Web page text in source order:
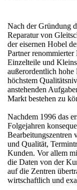
Nach der Gründung
Reparatur von
der eisernen Hobel
Partner
Einzelteile und
außerordentlich hohe
höchstem
anstehenden
Markt bestehen zu
Nachdem 1996 das
Folgejahren
Bearbeitungszentren
und Qualität,
Kunden. Vor allem
die Daten von der
auf die Zentren
wirtschaftlich und